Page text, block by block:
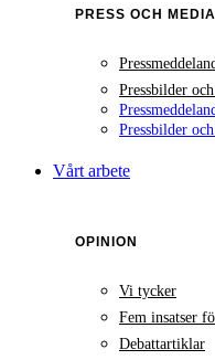
PRESS OCH MEDIA
Pressbilder
Pressbilder
Vårt arbete
OPINION
Vi tycker
Fem insatser
Debattartiklar